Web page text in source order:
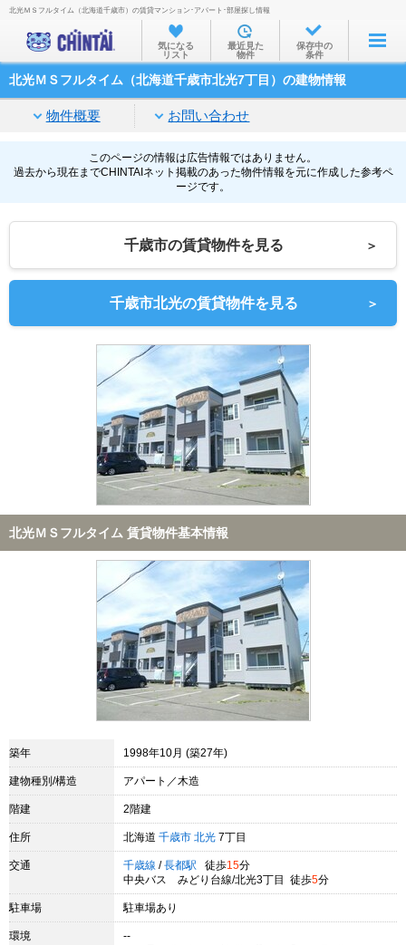
お部屋を探す
沿線・駅から
家賃相場から
通勤通学時間から
物件特集から
不動産会社から
TOP
北光ＭＳフルタイム（北海道千歳市）の賃貸マンション･アパート･部屋探し情報
気になる
リスト
最近見た
物件
保存中の
条件
北光ＭＳフルタイム（北海道千歳市北光7丁目）の建物情報
物件概要 お問い合わせ
このページの情報は広告情報ではありません。
過去から現在までCHINTAIネット掲載のあった物件情報を元に作成した参考ペ
ージです。
千歳市の賃貸物件を見る ＞
千歳市北光の賃貸物件を見る ＞
北光ＭＳフルタイム 賃貸物件基本情報
築年 1998年10月 (築27年)
建物種別/構造 アパート／木造
階建 2階建
住所 北海道 千歳市 北光 7丁目
交通 千歳線 / 長都駅 徒歩15分
中央バス みどり台線/北光3丁目 徒歩5分
駐車場 駐車場あり
環境
--